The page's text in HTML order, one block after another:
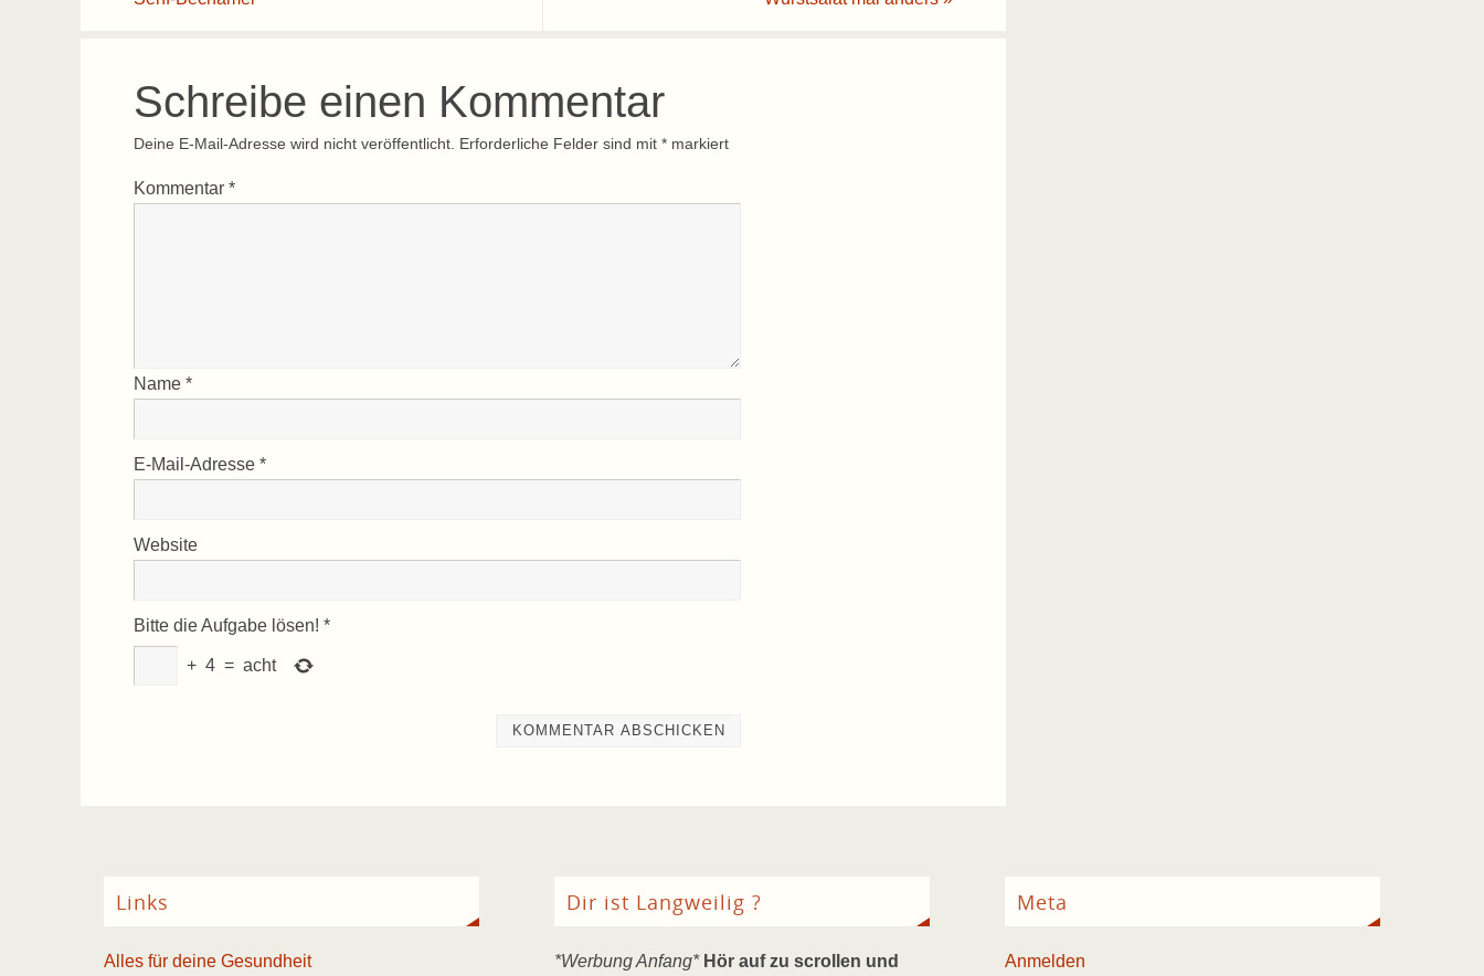
Schreibe einen Kommentar
Deine E-Mail-Adresse wird nicht veröffentlicht. Erforderliche Felder sind mit * markiert
Kommentar *
Name *
E-Mail-Adresse *
Website
Bitte die Aufgabe lösen! *
+ 4 = acht
Links
Alles für deine Gesundheit
Dir ist Langweilig ?
*Werbung Anfang* Hör auf zu scrollen und
Meta
Anmelden